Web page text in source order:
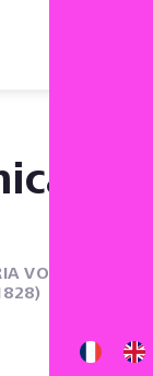
de
VON WEBER